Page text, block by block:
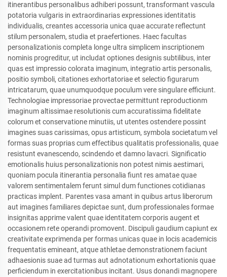
itinerantibus personalibus adhiberi possunt, transformant vascula
potatoria vulgaris in extraordinarias expressiones identitatis
individualis, creantes accessoria unica quae accurate reflectunt
stilum personalem, studia et praefertiones. Haec facultas
personalizationis completa longe ultra simplicem inscriptionem
nominis progreditur, ut includat optiones designis subtilibus, inter
quas est impressio colorata imaginum, integratio artis personalis,
positio symboli, citationes exhortatoriae et selectio figurarum
intricatarum, quae unumquodque poculum vere singulare efficiunt.
Technologiae impressoriae provectae permittunt reproductionm
imaginum altissimae resolutionis cum accuratissima fidelitate
colorum et conservatione minutiis, ut utentes ostendere possint
imagines suas carissimas, opus artisticum, symbola societatum vel
formas suas proprias cum effectibus qualitatis professionalis, quae
resistunt evanescendo, scindendo et damno lavacri. Significatio
emotionalis huius personalizationis non potest nimis aestimari,
quoniam pocula itinerantia personalia fiunt res amatae quae
valorem sentimentalem ferunt simul dum functiones cotidianas
practicas implent. Parentes vasa amant in quibus artus liberorum
aut imagines familiares depictae sunt, dum professionales formae
insignitas apprime valent quae identitatem corporis augent et
occasionem rete operandi promovent. Discipuli gaudium capiunt ex
creativitate exprimenda per formas unicas quae in locis academicis
frequentatis emineant, atque athletae demonstrationem faciunt
adhaesionis suae ad turmas aut adnotationum exhortationis quae
perficiendum in exercitationibus incitant. Usus donandi magnopere